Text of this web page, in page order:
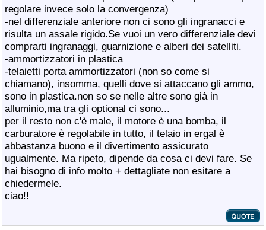
regolare invece solo la convergenza)
-nel differenziale anteriore non ci sono gli ingranacci e
risulta un assale rigido.Se vuoi un vero differenziale devi
comprarti ingranaggi, guarnizione e alberi dei satelliti.
-ammortizzatori in plastica
-telaietti porta ammortizzatori (non so come si
chiamano), insomma, quelli dove si attaccano gli ammo,
sono in plastica.non so se nelle altre sono già in
alluminio,ma tra gli optional ci sono...
per il resto non c'è male, il motore è una bomba, il
carburatore è regolabile in tutto, il telaio in ergal è
abbastanza buono e il divertimento assicurato
ugualmente. Ma ripeto, dipende da cosa ci devi fare. Se
hai bisogno di info molto + dettagliate non esitare a
chiedermele.
ciao!!